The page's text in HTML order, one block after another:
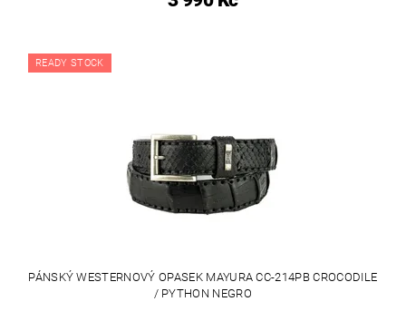
READY STOCK
PÁNSKÝ WESTERNOVÝ OPASEK MAYURA CC-214PB CROCODILE
/ PYTHON NEGRO